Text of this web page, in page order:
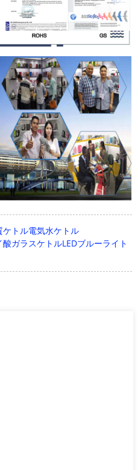
トル電気水ケトル
ガラスケトルLEDブルーライト